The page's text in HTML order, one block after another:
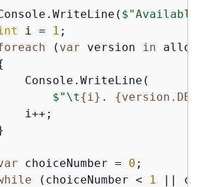
$"Available
i = 1 ;
( var version in
Console.WriteLine(
$"\t{i} . {
i++;
choiceNumber = 0 ;
(choiceNumber < 1 ||